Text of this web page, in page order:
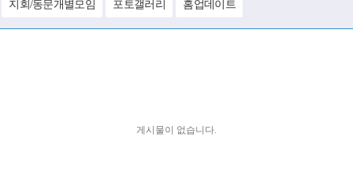
지회/동문개별모임 포토갤러리 홈업데이트
게시물이 없습니다.